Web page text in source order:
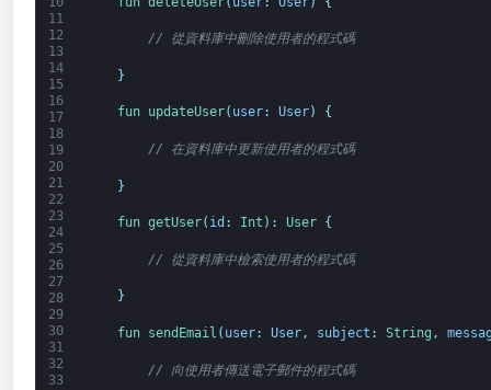
11
12
13
14
15
16
17
18
19
20
21
22
23
24
25
26
27
28
29
30
31
32
33
// 從資料庫中刪除使用者的程式碼
}
fun updateUser( user: User) {
// 在資料庫中更新使用者的程式碼
}
fun getUser( id : Int ) : User {
// 從資料庫中檢索使用者的程式碼
}
fun sendEmail ( user: User, subject : String ,
// 向使用者傳送電子郵件的程式碼